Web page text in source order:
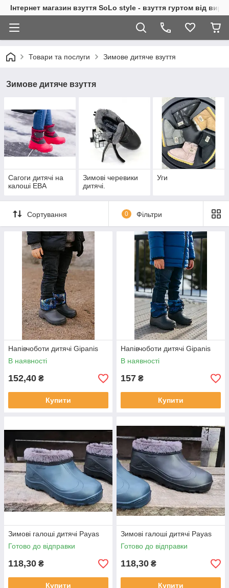
Інтернет магазин взуття SoLo style - взуття гуртом від
Товари та послуги Зимове дитяче взуття
Зимове дитяче взуття
Сагоги дитячі на
калоші ЕВА
Зимові черевики
дитячі.
Уги
Сортування 0 Фільтри
Напівчоботи дитячі Gipanis
В наявності
152,40 ₴
Купити
Напівчоботи дитячі Gipanis
В наявності
157 ₴
Купити
Зимові галоші дитячі Payas
Готово до відправки
118,30 ₴
Купити
Зимові галоші дитячі Payas
Готово до відправки
118,30 ₴
Купити